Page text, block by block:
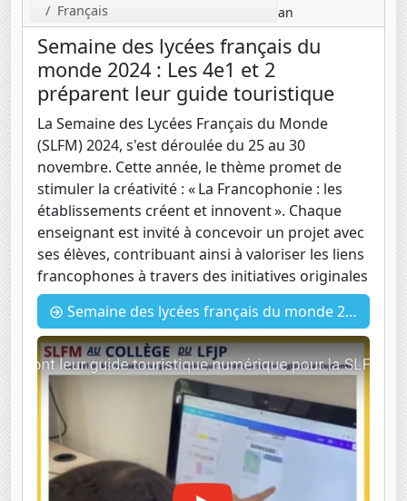
Français
an
Semaine des lycées français du
monde 2024 : Les 4e1 et 2
préparent leur guide touristique
La Semaine des Lycées Français du Monde
(SLFM) 2024, s'est déroulée du 25 au 30
novembre. Cette année, le thème promet de
stimuler la créativité : « La Francophonie : les
établissements créent et innovent ». Chaque
enseignant est invité à concevoir un projet avec
ses élèves, contribuant ainsi à valoriser les liens
francophones à travers des initiatives originales
Semaine des lycées français du monde 2024 : Les 4e1 et 2 préparent leur guide touristique